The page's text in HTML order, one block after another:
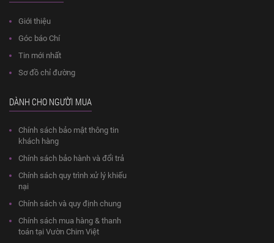
Giới thiệu
Góc báo Chí
Tin mới nhất
Sơ đồ chỉ đường
DÀNH CHO NGƯỜI MUA
Chính sách bảo mật thông tin
khách hàng
Chính sách bảo hành và đổi trả
Chính sách quy trình xử lý khiếu
nại
Chính sách và quy định chung
Chính sách mua hàng & thanh
toán tại Vườn Chim Việt